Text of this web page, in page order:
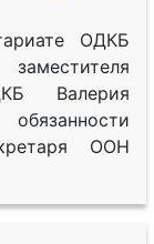
ОДКБ
Валерия
ООН